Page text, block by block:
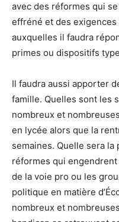
avec des réformes qui
effréné et des
auxquelles il faudra
primes ou dispositifs
Il faudra aussi apporter
famille. Quelles sont les
nombreux et
en lycée alors que la
semaines. Quelle sera
réformes qui
de la voie pro ou les
politique en matière
nombreux et